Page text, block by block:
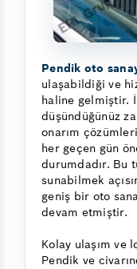
Pendik oto
ulaşabildiği ve
haline gelmiştir.
düşündüğünüz
onarım
her geçen gün
durumdadır. Bu
sunabilmek
geniş bir oto
devam etmiştir.
Kolay ulaşım ve
Pendik ve